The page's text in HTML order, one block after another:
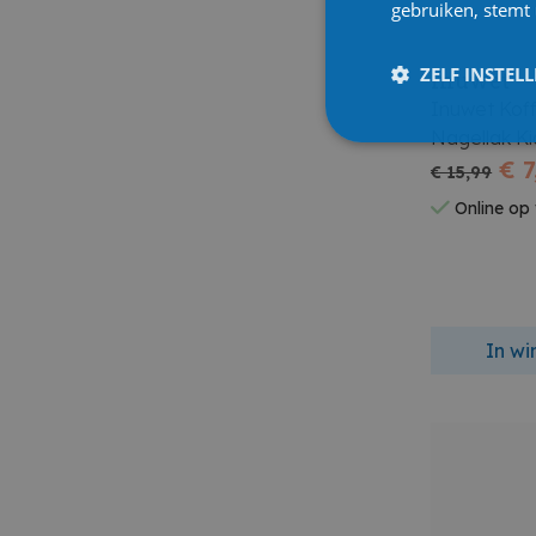
Inuwet
Nagellak
€ 15,99 €
Online
In
gebruiken,
ZELF